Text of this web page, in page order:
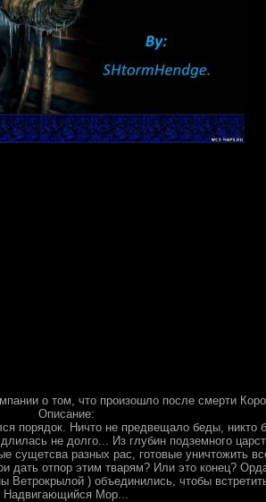
о том, что произошло после смерти
Описание:
порядок. Ничто не предвещало беды, никто
не долго... Из глубин подземного
разных рас, готовые уничтожить
дать отпор этим тварям? Или это конец?
) объединились, чтобы
Надвигающийся Мор...